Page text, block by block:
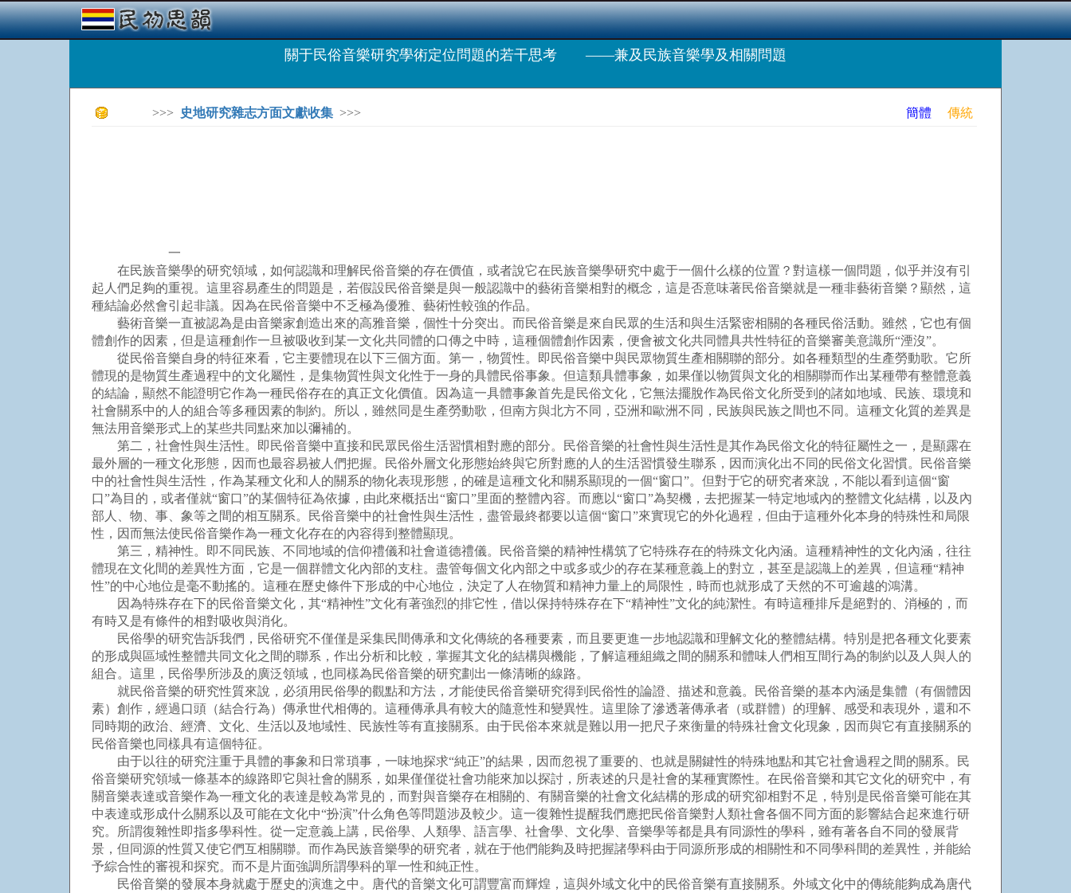
關于民俗音樂研究學術定位問題的若干思考 ——兼及民族音樂學及相關問題
>>> 史地研究雜志方面文獻收集 >>> 簡體 傳統
一
在民族音樂學的研究領域，如何認識和理解民俗音樂的存在價值，或者說它在民族音樂學研究中處于一個什么樣的位置？對這樣一個問題，似乎并沒有引
起人們足夠的重視。這里容易產生的問題是，若假設民俗音樂是與一般認識中的藝術音樂相對的概念，這是否意味著民俗音樂就是一種非藝術音樂？顯然，這
種結論必然會引起非議。因為在民俗音樂中不乏極為優雅、藝術性較強的作品。
藝術音樂一直被認為是由音樂家創造出來的高雅音樂，個性十分突出。而民俗音樂是來自民眾的生活和與生活緊密相關的各種民俗活動。雖然，它也有個
體創作的因素，但是這種創作一旦被吸收到某一文化共同體的口傳之中時，這種個體創作因素，便會被文化共同體具共性特征的音樂審美意識所“湮沒”。
從民俗音樂自身的特征來看，它主要體現在以下三個方面。第一，物質性。即民俗音樂中與民眾物質生產相關聯的部分。如各種類型的生產勞動歌。它所
體現的是物質生產過程中的文化屬性，是集物質性與文化性于一身的具體民俗事象。但這類具體事象，如果僅以物質與文化的相關聯而作出某種帶有整體意義
的結論，顯然不能證明它作為一種民俗存在的真正文化價值。因為這一具體事象首先是民俗文化，它無法擺脫作為民俗文化所受到的諸如地域、民族、環境和
社會關系中的人的組合等多種因素的制約。所以，雖然同是生產勞動歌，但南方與北方不同，亞洲和歐洲不同，民族與民族之間也不同。這種文化質的差異是
無法用音樂形式上的某些共同點來加以彌補的。
第二，社會性與生活性。即民俗音樂中直接和民眾民俗生活習慣相對應的部分。民俗音樂的社會性與生活性是其作為民俗文化的特征屬性之一，是顯露在
最外層的一種文化形態，因而也最容易被人們把握。民俗外層文化形態始終與它所對應的人的生活習慣發生聯系，因而演化出不同的民俗文化習慣。民俗音樂
中的社會性與生活性，作為某種文化和人的關系的物化表現形態，的確是這種文化和關系顯現的一個“窗口”。但對于它的研究者來說，不能以看到這個“窗
口”為目的，或者僅就“窗口”的某個特征為依據，由此來概括出“窗口”里面的整體內容。而應以“窗口”為契機，去把握某一特定地域內的整體文化結構，以及內
部人、物、事、象等之間的相互關系。民俗音樂中的社會性與生活性，盡管最終都要以這個“窗口”來實現它的外化過程，但由于這種外化本身的特殊性和局限
性，因而無法使民俗音樂作為一種文化存在的內容得到整體顯現。
第三，精神性。即不同民族、不同地域的信仰禮儀和社會道德禮儀。民俗音樂的精神性構筑了它特殊存在的特殊文化內涵。這種精神性的文化內涵，往往
體現在文化間的差異性方面，它是一個群體文化內部的支柱。盡管每個文化內部之中或多或少的存在某種意義上的對立，甚至是認識上的差異，但這種“精神
性”的中心地位是毫不動搖的。這種在歷史條件下形成的中心地位，決定了人在物質和精神力量上的局限性，時而也就形成了天然的不可逾越的鴻溝。
因為特殊存在下的民俗音樂文化，其“精神性”文化有著強烈的排它性，借以保持特殊存在下“精神性”文化的純潔性。有時這種排斥是絕對的、消極的，而
有時又是有條件的相對吸收與消化。
民俗學的研究告訴我們，民俗研究不僅僅是采集民間傳承和文化傳統的各種要素，而且要更進一步地認識和理解文化的整體結構。特別是把各種文化要素
的形成與區域性整體共同文化之間的聯系，作出分析和比較，掌握其文化的結構與機能，了解這種組織之間的關系和體味人們相互間行為的制約以及人與人的
組合。這里，民俗學所涉及的廣泛領域，也同樣為民俗音樂的研究劃出一條清晰的線路。
就民俗音樂的研究性質來說，必須用民俗學的觀點和方法，才能使民俗音樂研究得到民俗性的論證、描述和意義。民俗音樂的基本內涵是集體（有個體因
素）創作，經過口頭（結合行為）傳承世代相傳的。這種傳承具有較大的隨意性和變異性。這里除了滲透著傳承者（或群體）的理解、感受和表現外，還和不
同時期的政治、經濟、文化、生活以及地域性、民族性等有直接關系。由于民俗本來就是難以用一把尺子來衡量的特殊社會文化現象，因而與它有直接關系的
民俗音樂也同樣具有這個特征。
由于以往的研究注重于具體的事象和日常瑣事，一味地探求“純正”的結果，因而忽視了重要的、也就是關鍵性的特殊地點和其它社會過程之間的關系。民
俗音樂研究領域一條基本的線路即它與社會的關系，如果僅僅從社會功能來加以探討，所表述的只是社會的某種實際性。在民俗音樂和其它文化的研究中，有
關音樂表達或音樂作為一種文化的表達是較為常見的，而對與音樂存在相關的、有關音樂的社會文化結構的形成的研究卻相對不足，特別是民俗音樂可能在其
中表達或形成什么關系以及可能在文化中“扮演”什么角色等問題涉及較少。這一復雜性提醒我們應把民俗音樂對人類社會各個不同方面的影響結合起來進行研
究。所謂復雜性即指多學科性。從一定意義上講，民俗學、人類學、語言學、社會學、文化學、音樂學等都是具有同源性的學科，雖有著各自不同的發展背
景，但同源的性質又使它們互相關聯。而作為民族音樂學的研究者，就在于他們能夠及時把握諸學科由于同源所形成的相關性和不同學科間的差異性，并能給
予綜合性的審視和探究。而不是片面強調所謂學科的單一性和純正性。
民俗音樂的發展本身就處于歷史的演進之中。唐代的音樂文化可謂豐富而輝煌，這與外域文化中的民俗音樂有直接關系。外域文化中的傳統能夠成為唐代